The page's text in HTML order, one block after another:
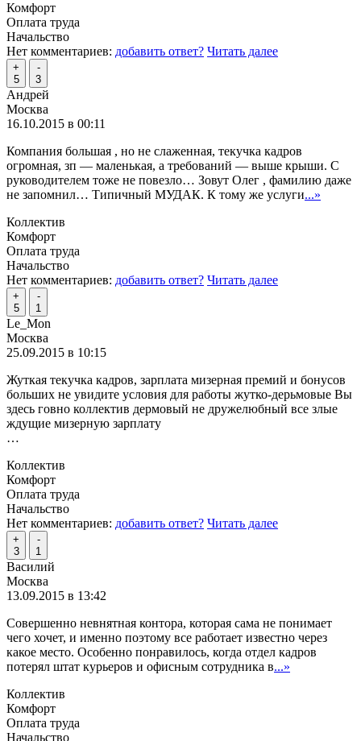
Комфорт
Оплата труда
Начальство
Нет комментариев: добавить ответ? Читать далее
+
5
-
3
Андрей
Москва
16.10.2015 в 00:11
Компания большая , но не слаженная, текучка кадров
огромная, зп — маленькая, а требований — выше крыши. С
руководителем тоже не повезло… Зовут Олег , фамилию даже
не запомнил… Типичный МУДАК. К тому же услуги...»
Коллектив
Комфорт
Оплата труда
Начальство
Нет комментариев: добавить ответ? Читать далее
+
5
-
1
Le_Mon
Москва
25.09.2015 в 10:15
Жуткая текучка кадров, зарплата мизерная премий и бонусов
больших не увидите условия для работы жутко-дерьмовые Вы
здесь говно коллектив дермовый не дружелюбный все злые
ждущие мизерную зарплату
…
Коллектив
Комфорт
Оплата труда
Начальство
Нет комментариев: добавить ответ? Читать далее
+
3
-
1
Василий
Москва
13.09.2015 в 13:42
Совершенно невнятная контора, которая сама не понимает
чего хочет, и именно поэтому все работает известно через
какое место. Особенно понравилось, когда отдел кадров
потерял штат курьеров и офисным сотрудника в...»
Коллектив
Комфорт
Оплата труда
Начальство